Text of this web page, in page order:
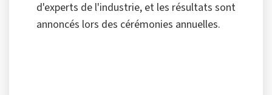
d'experts de l'industrie, et les résultats sont
annoncés lors des cérémonies annuelles.